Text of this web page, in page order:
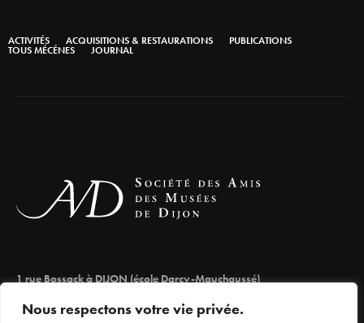
Nous respectons votre vie privée.
ACTIVITÉS ACQUISITIONS & RESTAURATIONS PUBLICATIONS
TOUS MÉCÉNES JOURNAL
1 rue Bossack à DIJON (école Darcy-Mauchaussé)